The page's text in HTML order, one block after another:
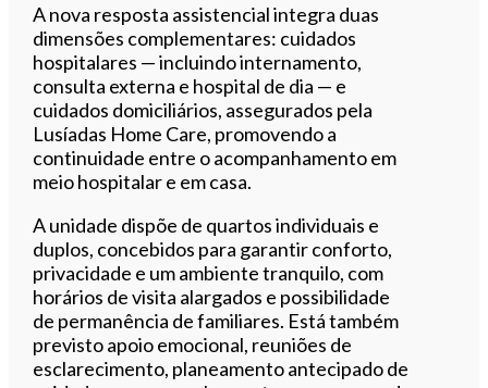
A nova resposta assistencial integra duas
dimensões complementares: cuidados
hospitalares — incluindo internamento,
consulta externa e hospital de dia — e
cuidados domiciliários, assegurados pela
Lusíadas Home Care, promovendo a
continuidade entre o acompanhamento em
meio hospitalar e em casa.
A unidade dispõe de quartos individuais e
duplos, concebidos para garantir conforto,
privacidade e um ambiente tranquilo, com
horários de visita alargados e possibilidade
de permanência de familiares. Está também
previsto apoio emocional, reuniões de
esclarecimento, planeamento antecipado de